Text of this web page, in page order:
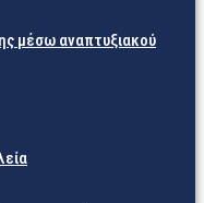
μέσω αναπτυξιακού